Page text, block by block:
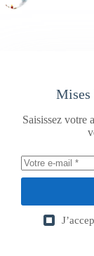
Mises
Saisissez votre